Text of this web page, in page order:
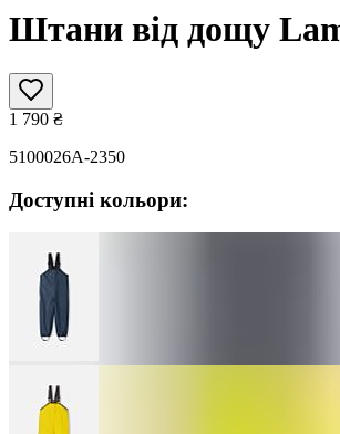
Штани від дощу
1 790 ₴
5100026A-2350
Доступні кольори: